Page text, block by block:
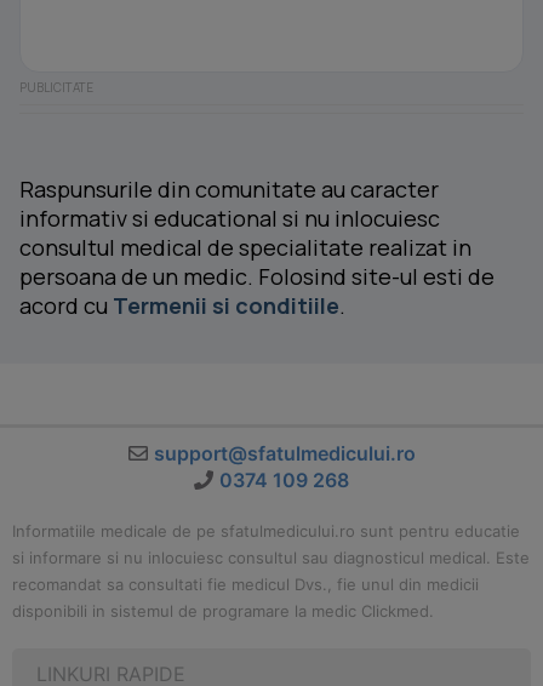
Raspunsurile din comunitate au caracter
informativ si educational si nu inlocuiesc
consultul medical de specialitate realizat in
persoana de un medic. Folosind site-ul esti de
acord cu Termenii si conditiile.
support@sfatulmedicului.ro
0374 109 268
Informatiile medicale de pe sfatulmedicului.ro sunt pentru educatie
si informare si nu inlocuiesc consultul sau diagnosticul medical. Este
recomandat sa consultati fie medicul Dvs., fie unul din medicii
disponibili in sistemul de programare la medic Clickmed.
LINKURI RAPIDE